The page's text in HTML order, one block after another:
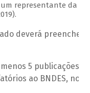
representante da
deverá
5 publicações
ao BNDES,